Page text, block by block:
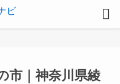
市｜神奈川県綾